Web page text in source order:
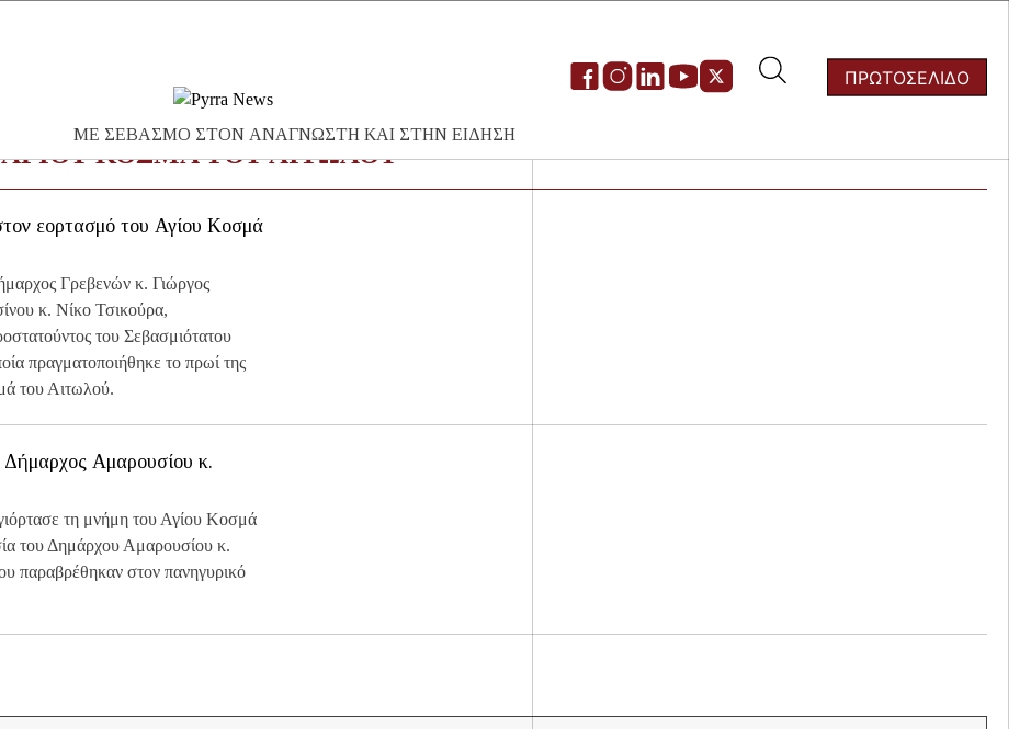
ΜΕ ΣΕΒΑΣΜΟ ΣΤΟΝ ΑΝΑΓΝΩΣΤΗ ΚΑΙ ΣΤΗΝ ΕΙΔΗΣΗ
για:
ΠΡΩΤΟΣΕΛΙΔΟ
ΚΟΣΜΑ ΤΟΥ ΑΙΤΩΛΟΥ
εορτασμό του Αγίου Κοσμά
Γρεβενών κ. Γιώργος
κ. Νίκο Τσικούρα,
του Σεβασμιότατου
πραγματοποιήθηκε το πρωί της
του Αιτωλού.
Αμαρουσίου κ.
τη μνήμη του Αγίου Κοσμά
του Δημάρχου Αμαρουσίου κ.
παραβρέθηκαν στον πανηγυρικό